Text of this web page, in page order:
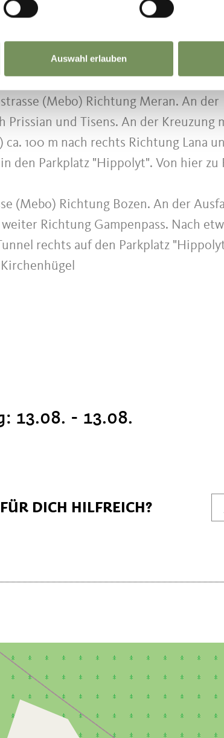
Auswahl erlauben
(Mebo) Richtung Meran. An der
und Tisens. An der Kreuzung
100 m nach rechts Richtung Lana
den Parkplatz "Hippolyt". Von hier zu
(Mebo) Richtung Bozen. An der
Richtung Gampenpass. Nach
rechts auf den Parkplatz
13.08. - 13.08.
DICH HILFREICH?